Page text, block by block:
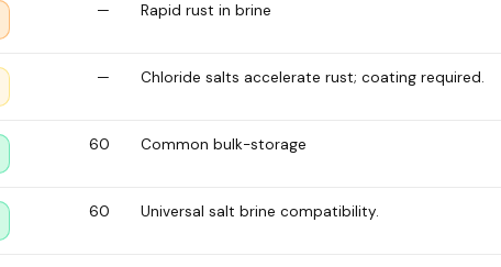
— Rapid rust in brine
— Chloride salts accelerate rust; coating required.
60 Common bulk-storage
60 Universal salt brine compatibility.